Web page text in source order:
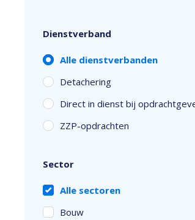
Dienstverband
Alle dienstverbanden
Detachering
Direct in dienst bij
ZZP-opdrachten
Sector
Alle sectoren
Bouw